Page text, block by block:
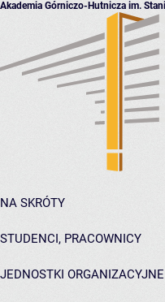
Akademia Górniczo-Hutnicza im.
NA SKRÓTY
STUDENCI, PRACOWNICY
JEDNOSTKI ORGANIZACYJNE